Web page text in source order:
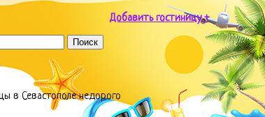
Добавить гостиницу +
в Севастополе недорого